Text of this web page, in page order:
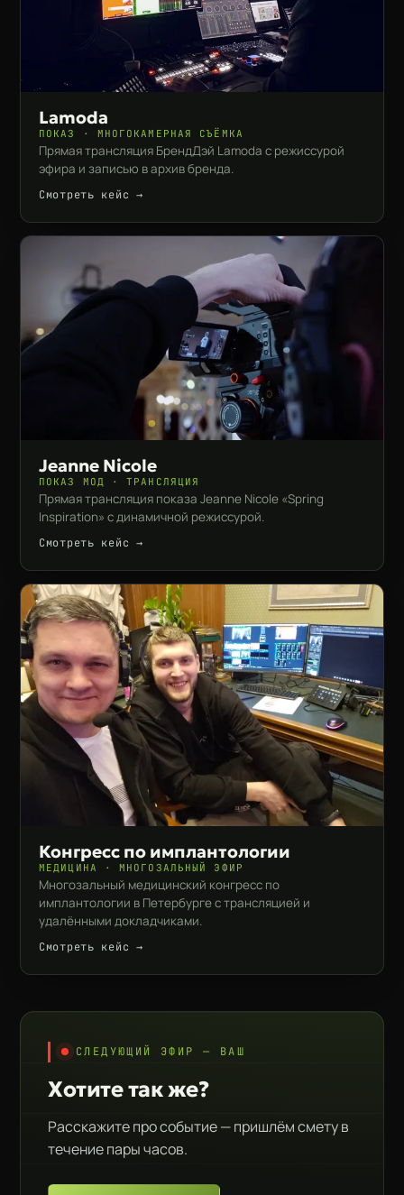
Lamoda
ПОКАЗ · МНОГОКАМЕРНАЯ СЪЁМКА
Прямая трансляция БрендДэй Lamoda с режиссурой
эфира и записью в архив бренда.
Смотреть кейс →
Jeanne Nicole
ПОКАЗ МОД · ТРАНСЛЯЦИЯ
Прямая трансляция показа Jeanne Nicole «Spring
Inspiration» с динамичной режиссурой.
Смотреть кейс →
Конгресс по имплантологии
МЕДИЦИНА · МНОГОЗАЛЬНЫЙ ЭФИР
Многозальный медицинский конгресс по
имплантологии в Петербурге с трансляцией и
удалёнными докладчиками.
Смотреть кейс →
СЛЕДУЮЩИЙ ЭФИР — ВАШ
Хотите так же?
Расскажите про событие — пришлём смету в
течение пары часов.